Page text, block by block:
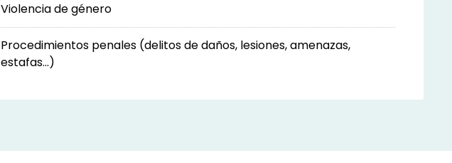
Violencia de género
Procedimientos penales (delitos de daños, lesiones, amenazas,
estafas...)